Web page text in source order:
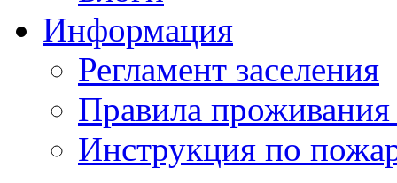
Информация
Регламент заселения
Правила
Инструкция по